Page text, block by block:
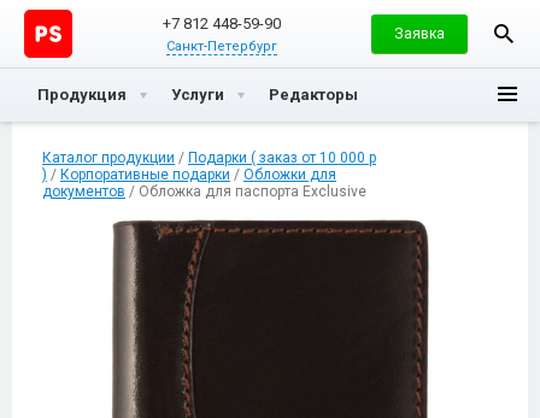
+7 812 448-59-90
Санкт-Петербург
Заявка
Продукция Услуги Редакторы
Каталог продукции / Подарки ( заказ от 10 000 р
) / Корпоративные подарки / Обложки для
документов / Обложка для паспорта Exclusive